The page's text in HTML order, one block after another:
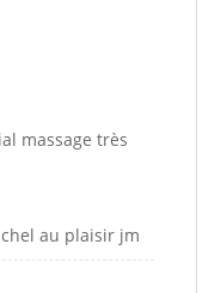
massage très
au plaisir jm